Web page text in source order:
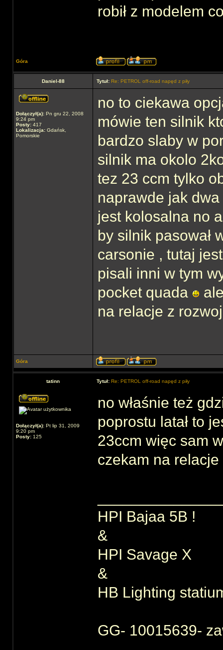
robił z modelem
Góra
Daniel-88 Tytuł: Re: PETROL off-road napęd z piły
Dołączył(a): Pn gru 22, 2008
9:24 pm
Posty: 417
Lokalizacja: Gdańsk,
Pomorskie
no to ciekawa
mówie ten silnik
bardzo slaby w
silnik ma okolo
tez 23 ccm tylko
naprawde jak
jest kolosalna no
by silnik pasował
carsonie , tutaj
pisali inni w tym
pocket quada
na relacje z
Góra
tatinn Tytuł: Re: PETROL off-road napęd z piły
Dołączył(a): Pt lip 31, 2009
9:20 pm
Posty: 125
no właśnie też
poprostu latał to
23ccm więc sam
czekam na
HPI Bajaa 5B !
&
HPI Savage X
&
HB Lighting
GG- 10015639-